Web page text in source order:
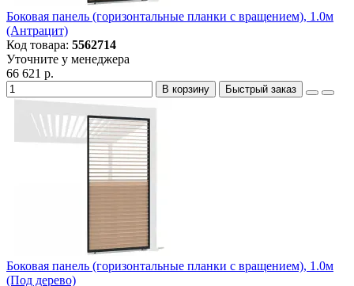
Боковая панель (горизонтальные планки с вращением), 1.0м
(Антрацит)
Код товара: 5562714
Уточните у менеджера
66 621 р.
В корзину Быстрый заказ
Боковая панель (горизонтальные планки с вращением), 1.0м
(Под дерево)